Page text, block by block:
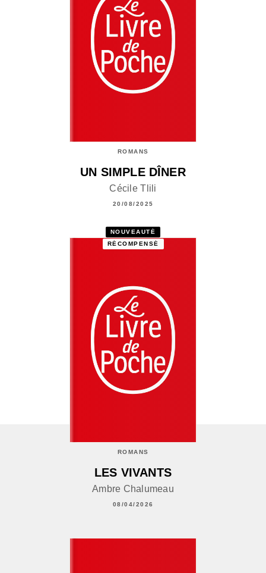
ROMANS
UN SIMPLE DÎNER
Cécile Tlili
20/08/2025
NOUVEAUTÉ
RÉCOMPENSÉ
ROMANS
LES VIVANTS
Ambre Chalumeau
08/04/2026